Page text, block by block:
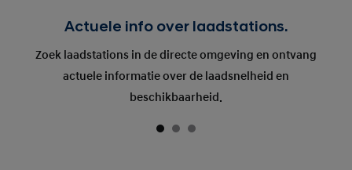
Actuele info over laadstations.
Zoek laadstations in de directe omgeving en ontvang
actuele informatie over de laadsnelheid en
beschikbaarheid.